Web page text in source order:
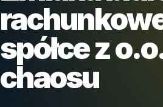
spółce z
chaosu